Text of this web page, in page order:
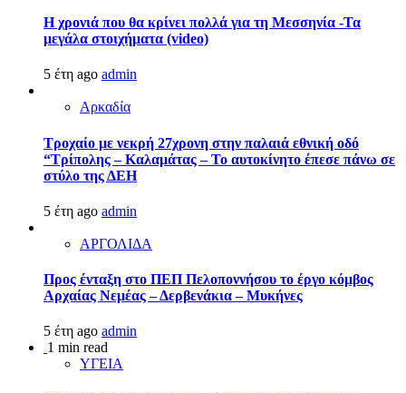
Η χρονιά που θα κρίνει πολλά για τη Μεσσηνία -Τα
μεγάλα στοιχήματα (video)
5 έτη ago admin
Αρκαδία
Τροχαίο με νεκρή 27χρονη στην παλαιά εθνική οδό
“Τρίπολης – Καλαμάτας – Το αυτοκίνητο έπεσε πάνω σε
στύλο της ΔΕΗ
5 έτη ago admin
ΑΡΓΟΛΙΔΑ
Προς ένταξη στο ΠΕΠ Πελοποννήσου το έργο κόμβος
Αρχαίας Νεμέας – Δερβενάκια – Μυκήνες
5 έτη ago admin
1 min read
ΥΓΕΙΑ